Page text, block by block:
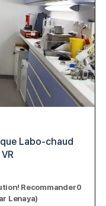
Labo-chaud
Recommander0
Lenaya)